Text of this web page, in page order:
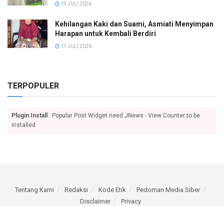
19 JULI 2026
Kehilangan Kaki dan Suami, Asmiati Menyimpan
Harapan untuk Kembali Berdiri
17 JULI 2026
TERPOPULER
Plugin Install
: Popular Post Widget need JNews - View Counter to be
installed
Tentang Kami Redaksi Kode Etik
Pedoman Media Siber
Disclaimer
Privacy